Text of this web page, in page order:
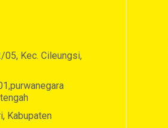
05, Kec. Cileungsi,
Kabupaten